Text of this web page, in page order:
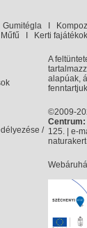
GumitéglaI
Műfű Kerti fajátékok
/
A
alapúak,
©2009-
Centrum:
125. | e-